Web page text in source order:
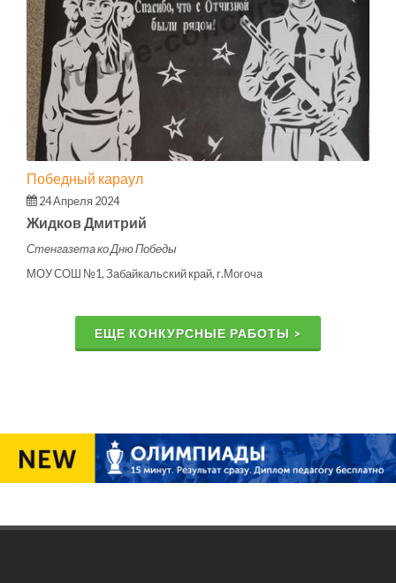
Победный караул
24 Апреля 2024
Жидков Дмитрий
Стенгазета ко Дню Победы
МОУ СОШ №1, Забайкальский край, г.Могоча
ЕЩЕ КОНКУРСНЫЕ РАБОТЫ >